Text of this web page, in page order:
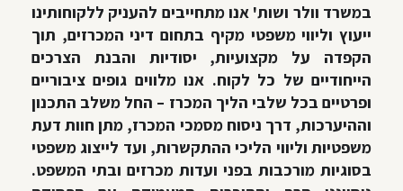
במשרד וולר ושות' אנו מתחייבים להעניק ללקוחותינו
ייעוץ וליווי משפטי מקיף בתחום דיני המכרזים, תוך
הקפדה על מקצועיות, יסודיות והבנת הצרכים
הייחודיים של כל לקוח. אנו מלווים גופים ציבוריים
ופרטיים בכל שלבי הליך המכרז – החל משלב התכנון
וההיערכות, דרך ניסוח מסמכי המכרז, מתן חוות דעת
משפטיות וליווי הליכי ההתקשרות, ועד לייצוג משפטי
בסוגיות מורכבות בפני ועדות מכרזים ובתי המשפט.